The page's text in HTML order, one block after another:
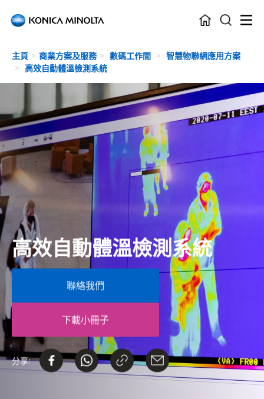
Skip to main content
主頁 商業方案及服務 數碼工作間
智慧物聯網應用方案
高效自動體溫檢測系統
高效自動體溫檢測系統
聯絡我們
下載小冊子
分享: